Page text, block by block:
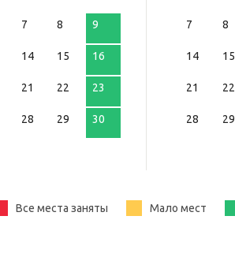
7 8 9
14 15 16
21 22 23
28 29 30
7 8
14 15
21 22
28 29
Все места заняты Мало мест